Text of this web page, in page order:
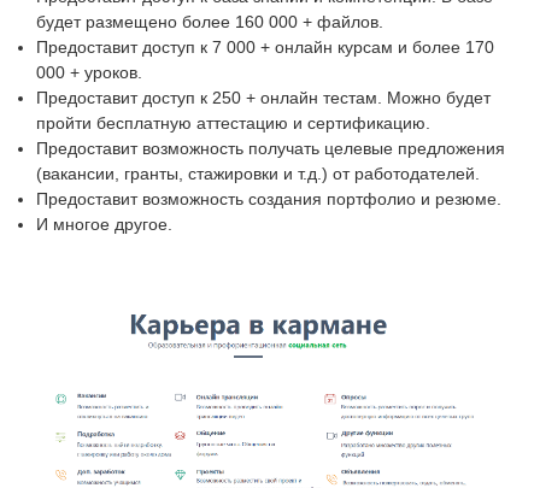
будет размещено более 160 000 + файлов.
Предоставит доступ к 7 000 + онлайн курсам и более 170
000 + уроков.
Предоставит доступ к 250 + онлайн тестам. Можно будет
пройти бесплатную аттестацию и сертификацию.
Предоставит возможность получать целевые предложения
(вакансии, гранты, стажировки и т.д.) от работодателей.
Предоставит возможность создания портфолио и резюме.
И многое другое.